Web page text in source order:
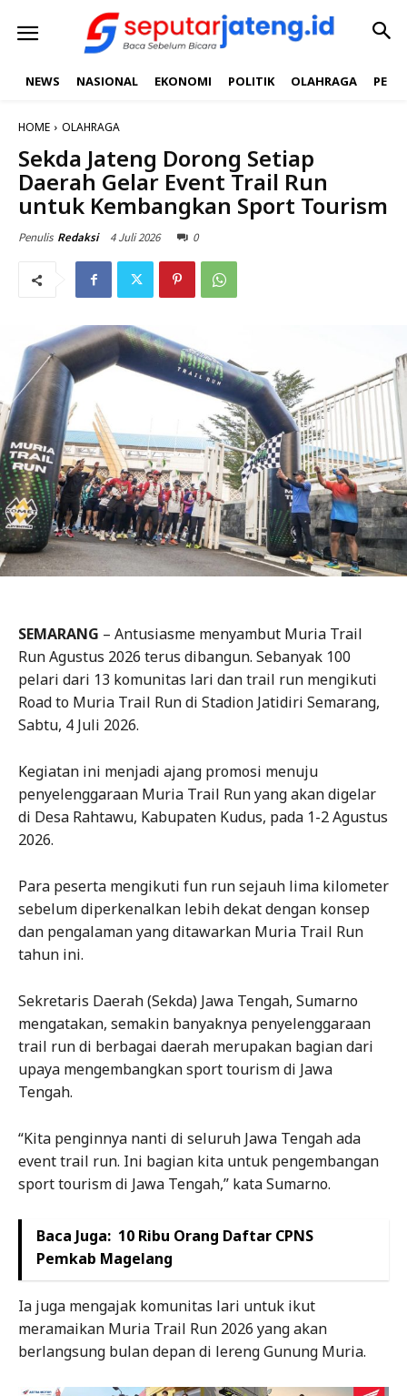
NEWS NASIONAL EKONOMI POLITIK OLAHRAGA
HOME OLAHRAGA
Sekda Jateng Dorong Setiap
Daerah Gelar Event Trail Run
untuk Kembangkan Sport Tourism
Penulis Redaksi 4 Juli 2026 0
SEMARANG – Antusiasme menyambut Muria Trail
Run Agustus 2026 terus dibangun. Sebanyak 100
pelari dari 13 komunitas lari dan trail run mengikuti
Road to Muria Trail Run di Stadion Jatidiri Semarang,
Sabtu, 4 Juli 2026.
Kegiatan ini menjadi ajang promosi menuju
penyelenggaraan Muria Trail Run yang akan digelar
di Desa Rahtawu, Kabupaten Kudus, pada 1-2 Agustus
2026.
Para peserta mengikuti fun run sejauh lima kilometer
sebelum diperkenalkan lebih dekat dengan konsep
dan pengalaman yang ditawarkan Muria Trail Run
tahun ini.
Sekretaris Daerah (Sekda) Jawa Tengah, Sumarno
mengatakan, semakin banyaknya penyelenggaraan
trail run di berbagai daerah merupakan bagian dari
upaya mengembangkan sport tourism di Jawa
Tengah.
“Kita penginnya nanti di seluruh Jawa Tengah ada
event trail run. Ini bagian kita untuk pengembangan
sport tourism di Jawa Tengah,” kata Sumarno.
Baca Juga: 10 Ribu Orang Daftar CPNS
Pemkab Magelang
Ia juga mengajak komunitas lari untuk ikut
meramaikan Muria Trail Run 2026 yang akan
berlangsung bulan depan di lereng Gunung Muria.